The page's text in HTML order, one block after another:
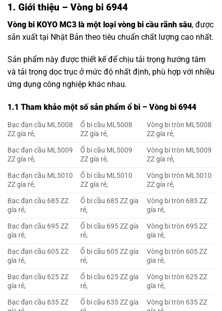
1. Giới thiệu – Vòng bi 6944
Vòng bi KOYO MC3 là một loại vòng bi cầu rãnh sâu, được
sản xuất tại Nhật Bản theo tiêu chuẩn chất lượng cao nhất.
Sản phẩm này được thiết kế để chịu tải trọng hướng tâm
và tải trọng dọc trục ở mức độ nhất định, phù hợp với nhiều
ứng dụng công nghiệp khác nhau.
1.1 Tham khảo một số sản phẩm ổ bi – Vòng bi 6944
Bạc đạn cầu ML5008
ZZ gía rẻ,
Ổ bi cầu ML5008
ZZ gía rẻ,
Vòng bi tròn ML5008
ZZ gía rẻ,
Bạc đạn cầu ML5009
ZZ gía rẻ,
Ổ bi cầu ML5009
ZZ gía rẻ,
Vòng bi tròn ML5009
ZZ gía rẻ,
Bạc đạn cầu ML5010
ZZ gía rẻ,
Ổ bi cầu ML5010
ZZ gía rẻ,
Vòng bi tròn ML5010
ZZ gía rẻ,
Bạc đạn cầu 685 ZZ
gía rẻ,
Ổ bi cầu 685 ZZ gía
rẻ,
Vòng bi tròn 685 ZZ
gía rẻ,
Bạc đạn cầu 695 ZZ
gía rẻ,
Ổ bi cầu 695 ZZ gía
rẻ,
Vòng bi tròn 695 ZZ
gía rẻ,
Bạc đạn cầu 605 ZZ
gía rẻ,
Ổ bi cầu 605 ZZ gía
rẻ,
Vòng bi tròn 605 ZZ
gía rẻ,
Bạc đạn cầu 625 ZZ
gía rẻ,
Ổ bi cầu 625 ZZ gía
rẻ,
Vòng bi tròn 625 ZZ
gía rẻ,
Bạc đạn cầu 635 ZZ
Ổ bi cầu 635 ZZ gía
Vòng bi tròn 635 ZZ